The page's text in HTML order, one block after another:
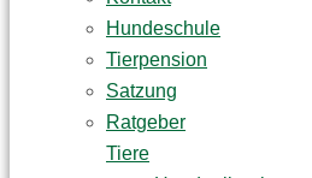
Hundeschule
Tierpension
Satzung
Ratgeber
Tiere